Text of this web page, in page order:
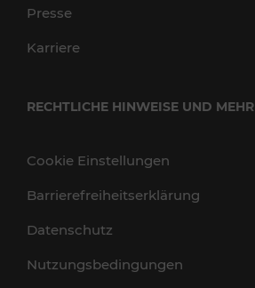
Presse
Karriere
RECHTLICHE HINWEISE UND MEHR
Cookie Einstellungen
Barrierefreiheitserklärung
Datenschutz
Nutzungsbedingungen